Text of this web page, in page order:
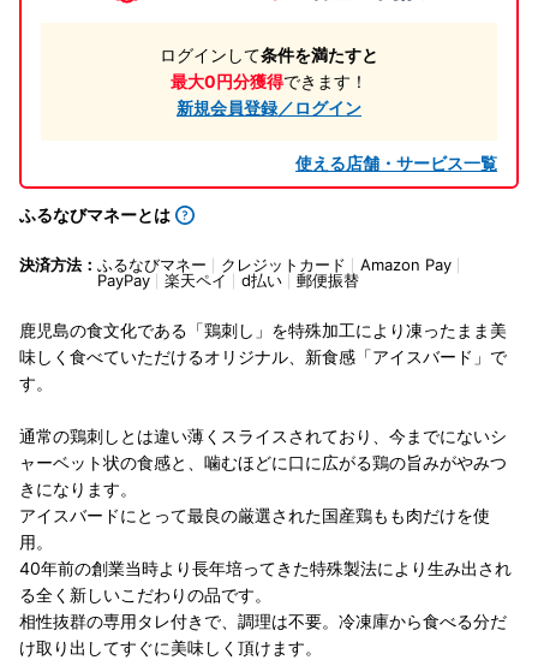
ログインして条件を満たすと
最大0円分獲得できます！
新規会員登録／ログイン
使える店舗・サービス一覧
ふるなびマネーとは
決済方法： ふるなびマネー クレジットカード
Amazon Pay
PayPay
楽天ペイ d払い 郵便振替
鹿児島の食文化である「鶏刺し」を特殊加工により凍ったまま美
味しく食べていただけるオリジナル、新食感「アイスバード」で
す。
通常の鶏刺しとは違い薄くスライスされており、今までにないシ
ャーベット状の食感と、噛むほどに口に広がる鶏の旨みがやみつ
きになります。
アイスバードにとって最良の厳選された国産鶏もも肉だけを使
用。
40年前の創業当時より長年培ってきた特殊製法により生み出され
る全く新しいこだわりの品です。
相性抜群の専用タレ付きで、調理は不要。冷凍庫から食べる分だ
け取り出してすぐに美味しく頂けます。